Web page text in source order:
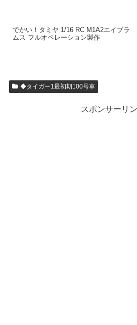
でかい！タミヤ 1/16 RC M1A2エイブラ
ムス フルオペレーション製作
◆タイガー1最初期100号車
スポンサーリ